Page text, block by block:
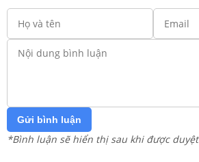
Gửi bình luận
*Bình luận sẽ hiển thị sau khi được duyệt